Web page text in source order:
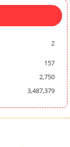
2
157
2,750
3,487,379